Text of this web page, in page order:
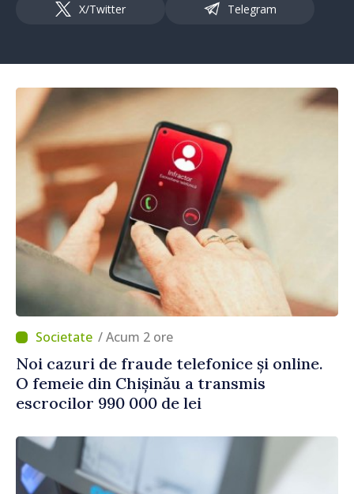
X/Twitter Telegram
/ Acum 2 ore
Noi cazuri de fraude telefonice și online.
O femeie din Chișinău a transmis
escrocilor 990 000 de lei